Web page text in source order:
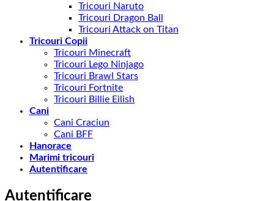
Tricouri Naruto
Tricouri Dragon Ball
Tricouri Attack on Titan
Tricouri Copii
Tricouri Minecraft
Tricouri Lego Ninjago
Tricouri Brawl Stars
Tricouri Fortnite
Tricouri Billie Eilish
Cani
Cani Craciun
Cani BFF
Hanorace
Marimi tricouri
Autentificare
Autentificare